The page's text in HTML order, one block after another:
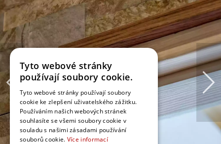
Tyto webové stránky
používají soubory cookie.
Tyto webové stránky používají soubory
cookie ke zlepšení uživatelského zážitku.
Používáním našich webových stránek
souhlasíte se všemi soubory cookie v
souladu s našimi zásadami používání
souborů cookie. Více informací